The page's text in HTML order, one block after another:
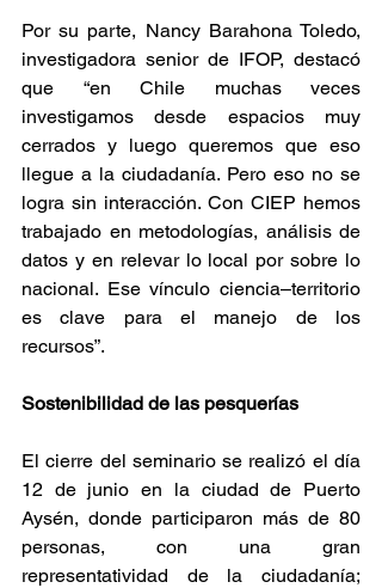
Por su parte, Nancy Barahona Toledo,
investigadora senior de IFOP, destacó
que “en Chile muchas veces
investigamos desde espacios muy
cerrados y luego queremos que eso
llegue a la ciudadanía. Pero eso no se
logra sin interacción. Con CIEP hemos
trabajado en metodologías, análisis de
datos y en relevar lo local por sobre lo
nacional. Ese vínculo ciencia–territorio
es clave para el manejo de los
recursos”.
Sostenibilidad de las pesquerías
El cierre del seminario se realizó el día
12 de junio en la ciudad de Puerto
Aysén, donde participaron más de 80
personas, con una gran
representatividad de la ciudadanía;